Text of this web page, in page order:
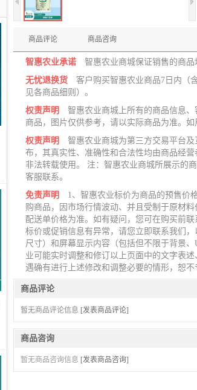
商品评论 商品咨询
智惠农业承诺
智惠农业商城保证销售的商品
无忧退换货
客户购买智惠农业商品7日内（
见各商品细则）。
权责声明
智惠农业商城上所有的商品信息
商品，图片仅供参考，请以实际商品为准。
权责声明
智惠农业商城为第三方交易平台
布，其真实性、准确性和合法性均由商品经
非法转载使用。 注：智惠农业商城所展示的
客服联系。
免责声明
1、智惠农业标价为商品的预售价
购商品，因市场行情波动、并且受制于原材
配送单价格为准。如有疑问，您可在购买前
标价或促销信息有异常，请您立即联系我们
尺寸）和屏幕显示内容（包括但不限于背景
业可能实时调整和修订以上页面中的文字表
遇确有进行上述修改和调整必要的情形，恕不
商品评论
暂无商品评论信息 [发表商品评论]
商品咨询
暂无商品咨询信息 [发表商品咨询]